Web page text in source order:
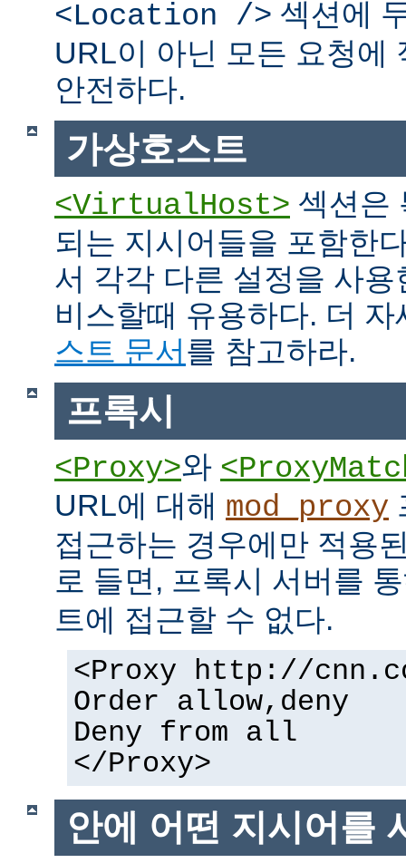
<Location /> 섹션에
URL이 아닌 모든 요청에
안전하다.
가상호스트
<VirtualHost> 섹션은
되는 지시어들을 포함한
서 각각 다른 설정을 사
비스할때 유용하다. 더
스트 문서를 참고하라.
프록시
<Proxy>와
URL에 대해 mod_proxy
접근하는 경우에만 적용
로 들면, 프록시 서버를
트에 접근할 수 없다.
<Proxy http://
Order allow,deny
Deny from all
</Proxy>
안에 어떤 지시어를